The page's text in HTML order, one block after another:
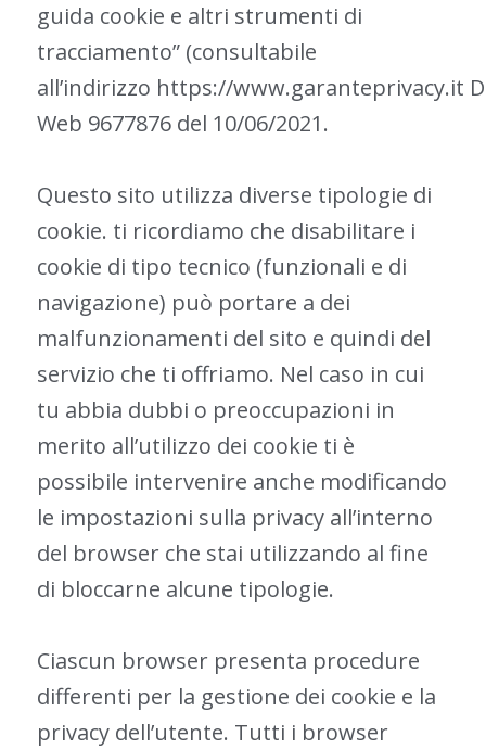
guida cookie e altri strumenti di
tracciamento” (consultabile
all’indirizzo https://www.garanteprivacy.it
Web 9677876 del 10/06/2021.
Questo sito utilizza diverse tipologie di
cookie. ti ricordiamo che disabilitare i
cookie di tipo tecnico (funzionali e di
navigazione) può portare a dei
malfunzionamenti del sito e quindi del
servizio che ti offriamo. Nel caso in cui
tu abbia dubbi o preoccupazioni in
merito all’utilizzo dei cookie ti è
possibile intervenire anche modificando
le impostazioni sulla privacy all’interno
del browser che stai utilizzando al fine
di bloccarne alcune tipologie.
Ciascun browser presenta procedure
differenti per la gestione dei cookie e la
privacy dell’utente. Tutti i browser